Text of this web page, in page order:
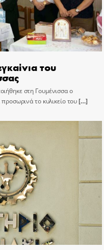
του
στη Γουμένισσα ο
το κυλικείο του[…]